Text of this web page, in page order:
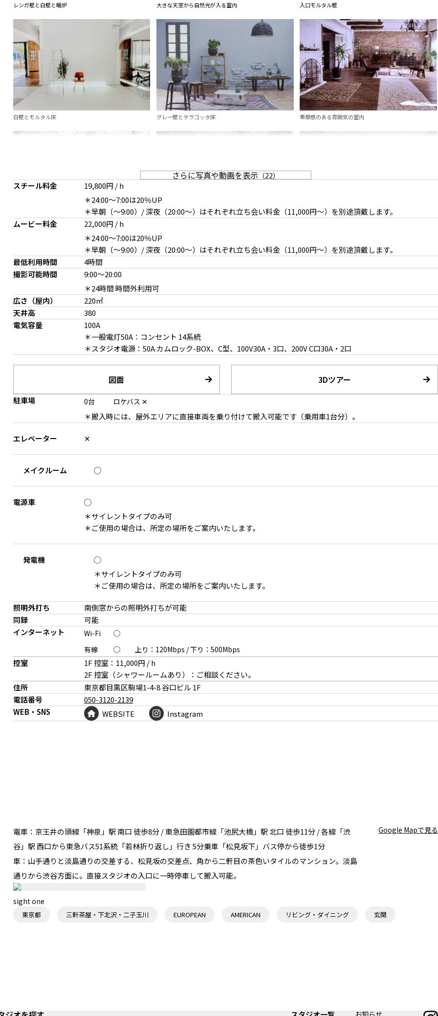
レンガ壁と白壁と暖炉 大きな天窓から自然光が入る室内 入口モルタル壁
白壁とモルタル床 グレー壁とテラコッタ床 重厚感のある雰囲気の室内
レンガ壁とアンティーク家具
窓の外からライトの使用可能
ソファ・椅子など10種類以上 窓の外からライトの使用可能 窓の外からライトの使用可能
自然光が壁下から入るガラス窓
オプション：1F 控室
さらに写真や動画を表示 （22）
スチール料金
19,800円 / h
＊24:00〜7:00は20％UP
＊早朝（〜9:00）/ 深夜（20:00〜）はそれぞれ立ち会い料金（11,000円〜）を別途頂戴します。
ムービー料金
22,000円 / h
＊24:00〜7:00は20％UP
＊早朝（〜9:00）/ 深夜（20:00〜）はそれぞれ立ち会い料金（11,000円〜）を別途頂戴します。
最低利用時間
4時間
撮影可能時間
9:00～20:00
＊24時間 時間外利用可
広さ（屋内）
220㎡
天井高
380
電気容量
100A
＊一般電灯50A：コンセント 14系統
＊スタジオ電源：50A カムロック-BOX、C型、100V30A・3口、200V C口30A・2口
図面 3Dツアー
駐車場 0台 ロケバス ✕
＊搬入時には、屋外エリアに直接車両を乗り付けて搬入可能です（乗用車1台分）。
エレベーター ✕
メイクルーム ◯
電源車
◯
＊サイレントタイプのみ可
＊ご使用の場合は、所定の場所をご案内いたします。
発電機
◯
＊サイレントタイプのみ可
＊ご使用の場合は、所定の場所をご案内いたします。
照明外打ち
南側窓からの照明外打ちが可能
同録
可能
インターネット
Wi-Fi
◯
有線
◯ 上り：120Mbps /下り：500Mbps
控室
1F 控室：11,000円 / h
2F 控室（シャワールームあり）：ご相談ください。
住所
東京都目黒区駒場1-4-8 谷口ビル 1F
電話番号
050-3120-2139
WEB・SNS
WEBSITE Instagram
Google Mapで見る
電車： 京王井の頭線「神泉」駅 南口 徒歩8分 / 東急田園都市線「池尻大橋」駅 北口 徒歩11分 / 各線「渋
谷」駅 西口から東急バス51系統「若林折り返し」行き 5分乗車「松見坂下」バス停から徒歩1分
車： 山手通りと淡島通りの交差する、松見坂の交差点、角から二軒目の茶色いタイルのマンション。淡島
通りから渋谷方面に。直接スタジオの入口に一時停車して搬入可能。
sight one
東京都 三軒茶屋・下北沢・二子玉川 EUROPEAN AMERICAN リビング・ダイニング 玄関